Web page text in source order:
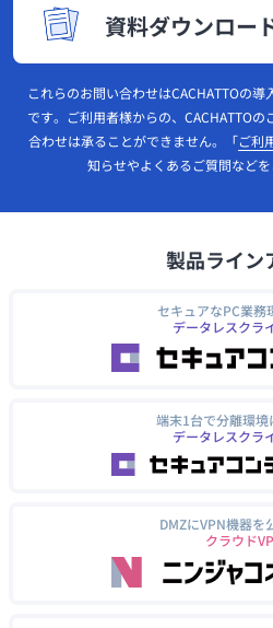
資料ダウンロー
これらのお問い合わせはCACHATTOの
です。ご利用者様からの、CACHATTO
合わせは承ることができません。「ご利
知らせやよくあるご質問などを
製品ライン
セキュアなPC業務
データレスクラ
端末1台で分離環境
データレスクラ
DMZにVPN機器を
クラウド